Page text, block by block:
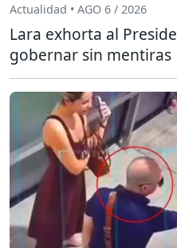
Actualidad • AGO 6 / 2026
Lara exhorta al
gobernar sin mentiras